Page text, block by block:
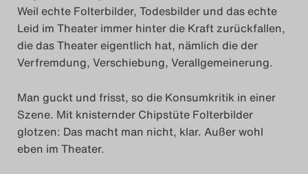
Weil echte Folterbilder, Todesbilder und das echte
Leid im Theater immer hinter die Kraft zurückfallen,
die das Theater eigentlich hat, nämlich die der
Verfremdung, Verschiebung, Verallgemeinerung.
Man guckt und frisst, so die Konsumkritik in einer
Szene. Mit knisternder Chipstüte Folterbilder
glotzen: Das macht man nicht, klar. Außer wohl
eben im Theater.